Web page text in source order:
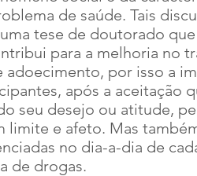
de saúde. Tais
tese de doutorado
para a melhoria no
adoecimento, por isso a
após a aceitação
seu desejo ou atitude,
limite e afeto. Mas
no dia-a-dia de
de drogas.